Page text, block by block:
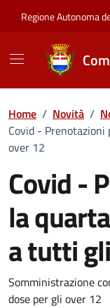
Regione Autonoma
Home / Novità /
Covid -
over 12
Covid -
la
a tutti
Dettagli
Somministrazione
dose per gli over 12